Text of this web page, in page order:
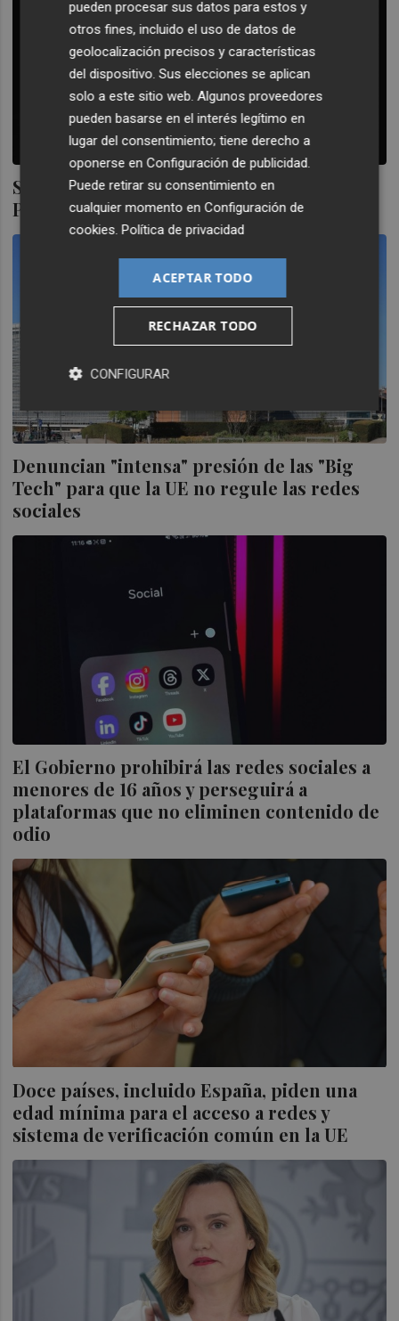
Se busca enemigo ultrafacha. Razón:
Perrosanxe
Denuncian "intensa" presión de las "Big
Tech" para que la UE no regule las redes
sociales
El Gobierno prohibirá las redes sociales a
menores de 16 años y perseguirá a
plataformas que no eliminen contenido de
odio
Doce países, incluido España, piden una
edad mínima para el acceso a redes y
sistema de verificación común en la UE
pueden procesar sus datos para estos y
otros fines, incluido el uso de datos de
geolocalización precisos y características
del dispositivo. Sus elecciones se aplican
solo a este sitio web. Algunos proveedores
pueden basarse en el interés legítimo en
lugar del consentimiento; tiene derecho a
oponerse enConfiguración de publicidad
Puede retirar su consentimiento en
cualquier momento enConfiguración de
cookies .Política de privacidad
ACEPTAR TODO
RECHAZAR TODO
CONFIGURAR